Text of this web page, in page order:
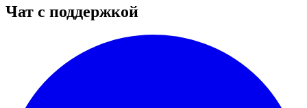
Чат с поддержкой